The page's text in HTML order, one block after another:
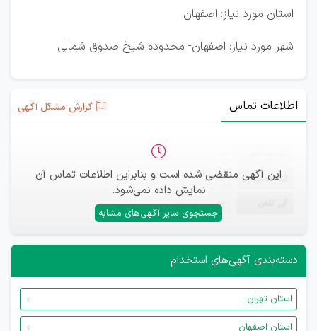
استان مورد نیاز: اصفهان
شهر مورد نیاز: اصفهان- محدوده شیخ صدوق شمالی
اطلاعات تماس گزارش مشکل آگهی
این آگهی منقضی شده است و بنابراین اطلاعات تماس آن
نمایش داده نمی‌شود.
جستجوی سایر آگهی‌های مشابه
ایمیل —
—
دسته‌بندی آگهی‌های استخدام
استان تهران
استان اصفهان